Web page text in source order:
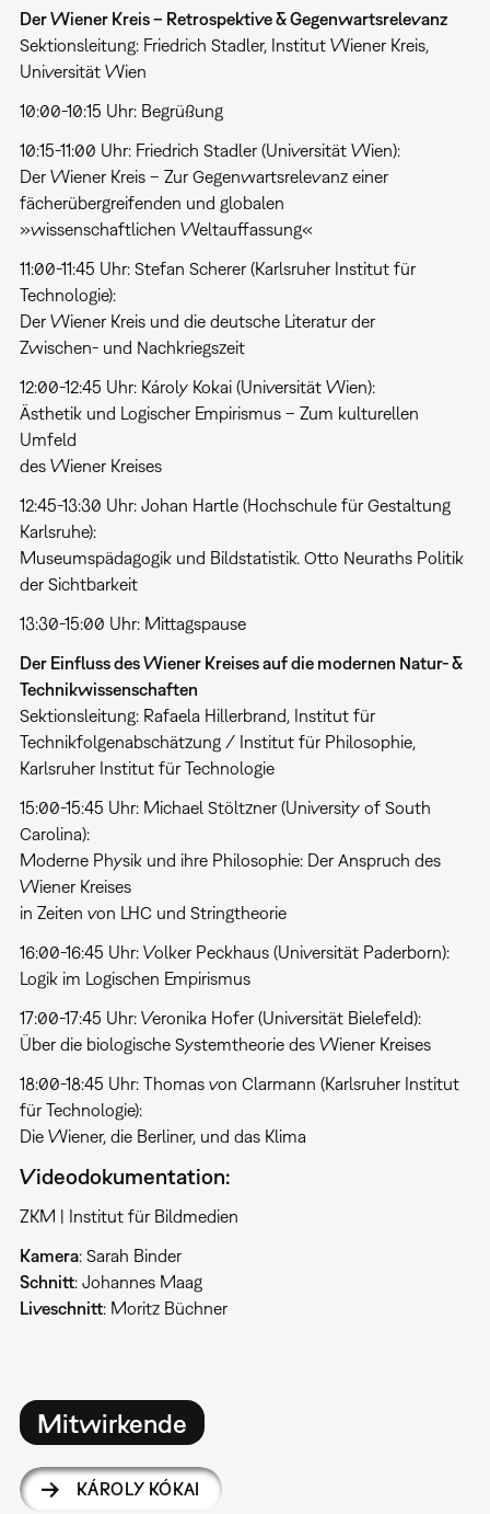
Der Wiener Kreis – Retrospektive & Gegenwartsrelevanz
Sektionsleitung: Friedrich Stadler, Institut Wiener Kreis,
Universität Wien
10:00-10:15 Uhr: Begrüßung
10:15-11:00 Uhr: Friedrich Stadler (Universität Wien):
Der Wiener Kreis – Zur Gegenwartsrelevanz einer
fächerübergreifenden und globalen
»wissenschaftlichen Weltauffassung«
11:00-11:45 Uhr: Stefan Scherer (Karlsruher Institut für
Technologie):
Der Wiener Kreis und die deutsche Literatur der
Zwischen- und Nachkriegszeit
12:00-12:45 Uhr: Károly Kokai (Universität Wien):
Ästhetik und Logischer Empirismus – Zum kulturellen
Umfeld
des Wiener Kreises
12:45-13:30 Uhr: Johan Hartle (Hochschule für Gestaltung
Karlsruhe):
Museumspädagogik und Bildstatistik. Otto Neuraths Politik
der Sichtbarkeit
13:30-15:00 Uhr: Mittagspause
Der Einfluss des Wiener Kreises auf die modernen Natur- &
Technikwissenschaften
Sektionsleitung: Rafaela Hillerbrand, Institut für
Technikfolgenabschätzung / Institut für Philosophie,
Karlsruher Institut für Technologie
15:00-15:45 Uhr: Michael Stöltzner (University of South
Carolina):
Moderne Physik und ihre Philosophie: Der Anspruch des
Wiener Kreises
in Zeiten von LHC und Stringtheorie
16:00-16:45 Uhr: Volker Peckhaus (Universität Paderborn):
Logik im Logischen Empirismus
17:00-17:45 Uhr: Veronika Hofer (Universität Bielefeld):
Über die biologische Systemtheorie des Wiener Kreises
18:00-18:45 Uhr: Thomas von Clarmann (Karlsruher Institut
für Technologie):
Die Wiener, die Berliner, und das Klima
Videodokumentation:
ZKM | Institut für Bildmedien
Kamera: Sarah Binder
Schnitt: Johannes Maag
Liveschnitt: Moritz Büchner
Mitwirkende
KÁROLY KÓKAI